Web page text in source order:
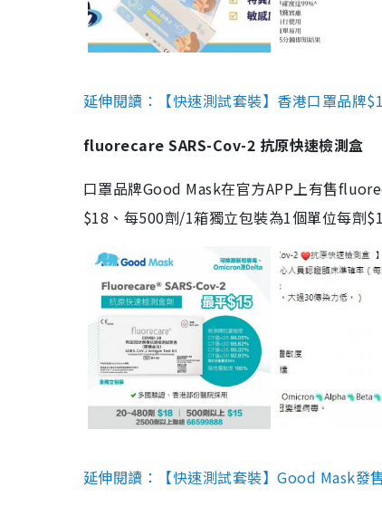
延伸閱讀：【快速測試套裝】香港口罩品牌
fluorecare SARS-Cov-2 抗原快速檢測盒
口罩品牌Good Mask在官方APP上有售
$18、每500劑/1箱獨立包裝為1個單位每劑
延伸閱讀：【快速測試套裝】Good Mask發